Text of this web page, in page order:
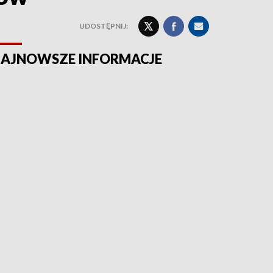
UDOSTĘPNIJ:
INFORMACJE